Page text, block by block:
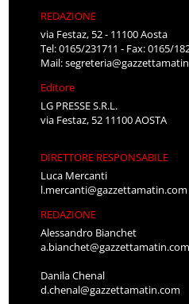
REDAZIONE
via Festaz, 52 - 11100 Aosta
Tel: 0165/231711 - Fax: 0165/
Mail:
Editore
LG PRESSE S.R.L.
via Festaz, 52 11100 AOSTA
DIRETTORE RESPONSABILE
Luca Mercanti
l.mercanti@gazzettamatin.com
REDAZIONE
Alessandro Bianchet
a.bianchet@gazzettamatin.com
Danila Chenal
d.chenal@gazzettamatin.com